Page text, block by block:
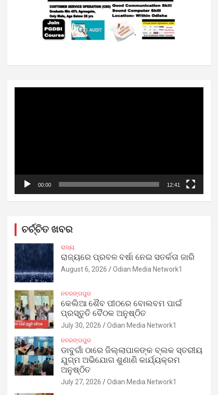
00:00 12:41
ଚର୍ଚ୍ଚିତ ଖବର
ରାଜ୍ୟ
ରାଜ୍ୟରେ ପ୍ରବଳ ବର୍ଷା ନେଇ ସତର୍କତା ଜାରି
August 6, 2026 Odian Media Network1
ନବରଙ୍ଗପୁର
କେଲିଆ ଶୈବ ପୀଠରେ ବୋଲବମ ପାଇଁ
ପ୍ରସ୍ତୁତି ବୈଠକ ଅନୁଷ୍ଠିତ
July 30, 2026 Odian Media Network1
ନବରଙ୍ଗପୁର
ଡାବୁଗାଁ ଠାରେ ଜିଲ୍ଲାପାଳଙ୍କ ବ୍ଲକ ସ୍ତରୀୟ
ଯୁଗ୍ମ ଅଭିଯୋଗ ଶୁଣାଣି କାର୍ଯ୍ୟକ୍ରମ
ଅନୁଷ୍ଠିତ
July 27, 2026 Odian Media Network1